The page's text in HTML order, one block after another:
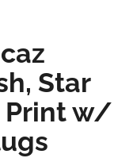
Star
Print w/